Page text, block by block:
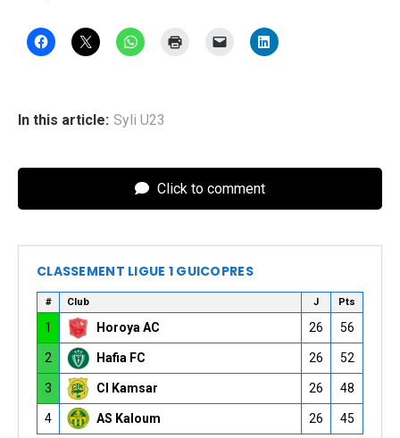
In this article: Syli U23
Click to comment
CLASSEMENT LIGUE 1 GUICOPRES
# Club J Pts
1 Horoya AC 26 56
2 Hafia FC 26 52
3 CI Kamsar 26 48
4 AS Kaloum 26 45